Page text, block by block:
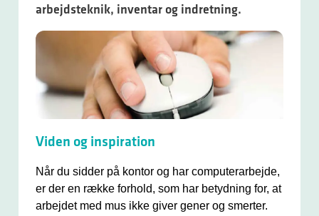
arbejdsteknik, inventar og indretning.
Viden og inspiration
Når du sidder på kontor og har computerarbejde,
er der en række forhold, som har betydning for, at
arbejdet med mus ikke giver gener og smerter.